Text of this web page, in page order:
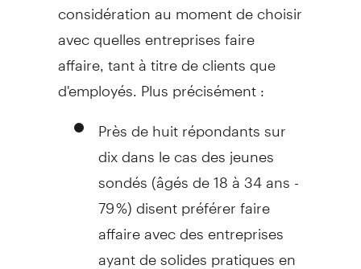
considération au moment de choisir
avec quelles entreprises faire
affaire, tant à titre de clients que
d'employés. Plus précisément :
Près de huit répondants sur
dix dans le cas des jeunes
sondés (âgés de 18 à 34 ans -
79 %) disent préférer faire
affaire avec des entreprises
ayant de solides pratiques en